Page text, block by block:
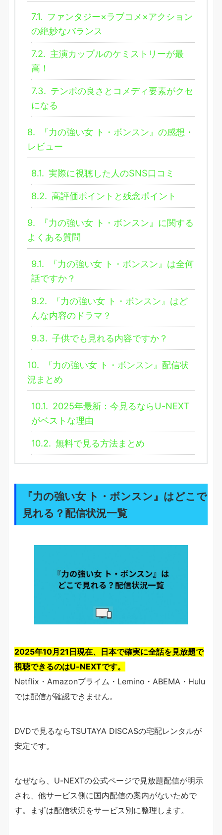
7.1. ファンタジー×ラブコメ×アクション
の絶妙なバランス
7.2. 主演カップルのケミストリーが最
高！
7.3. テンポの良さとコメディ要素がクセ
になる
8.
『力の強い女 ト・ボンスン』の感想・
レビュー
8.1. 実際に視聴した人のSNS口コミ
8.2. 高評価ポイントと残念ポイント
9.
『力の強い女 ト・ボンスン』に関する
よくある質問
9.1.
『力の強い女 ト・ボンスン』は全何
話ですか？
9.2.
『力の強い女 ト・ボンスン』はど
んな内容のドラマ？
9.3. 子供でも見れる内容ですか？
10.
『力の強い女 ト・ボンスン』配信状
況まとめ
10.1. 2025年最新：今見るならU-NEXT
がベストな理由
10.2. 無料で見る方法まとめ
『力の強い女 ト・ボンスン』はどこで
見れる？配信状況一覧
2025年10月21日現在、日本で確実に全話を見放題で
視聴できるのはU-NEXTです。
Netflix・Amazonプライム・Lemino・ABEMA・Hulu
では配信が確認できません。
DVDで見るならTSUTAYA DISCASの宅配レンタルが
安定です。
なぜなら、U-NEXTの公式ページで見放題配信が明示
され、他サービス側に国内配信の案内がないためで
す。まずは配信状況をサービス別に整理します。